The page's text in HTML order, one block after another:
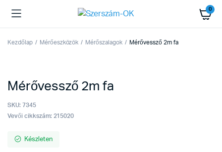
0
Kezdőlap Mérőeszközök Mérőszalagok Mérővessző 2m fa
Mérővessző 2m fa
SKU: 7345
Vevői cikkszám: 215020
Készleten